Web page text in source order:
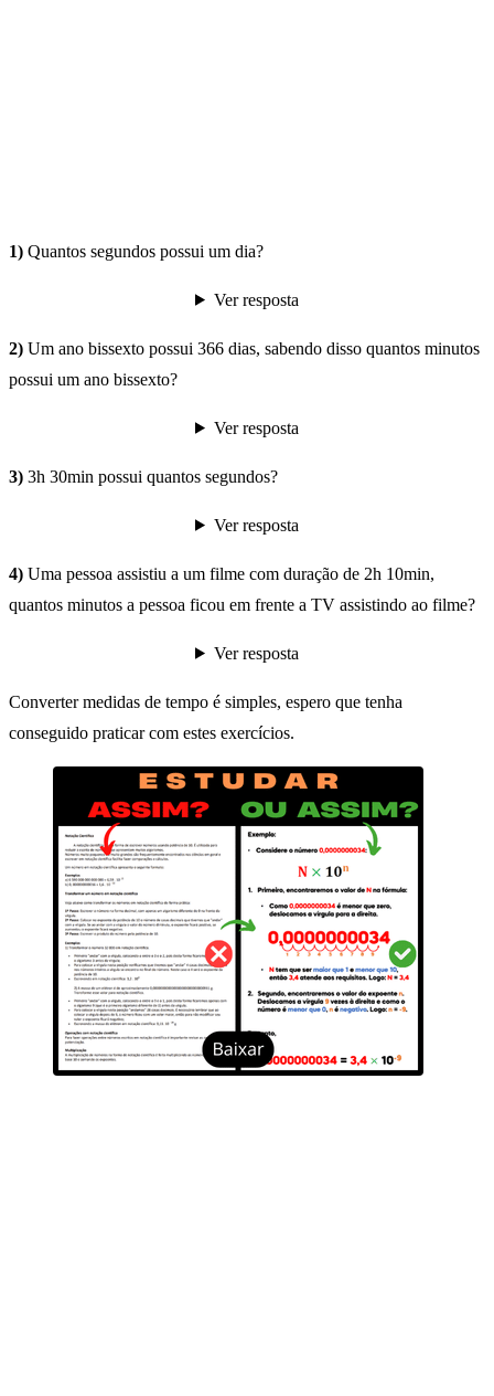
1) Quantos segundos possui um dia?
Ver resposta
2) Um ano bissexto possui 366 dias, sabendo disso quantos minutos
possui um ano bissexto?
Ver resposta
3) 3h 30min possui quantos segundos?
Ver resposta
4) Uma pessoa assistiu a um filme com duração de 2h 10min,
quantos minutos a pessoa ficou em frente a TV assistindo ao filme?
Ver resposta
Converter medidas de tempo é simples, espero que tenha
conseguido praticar com estes exercícios.